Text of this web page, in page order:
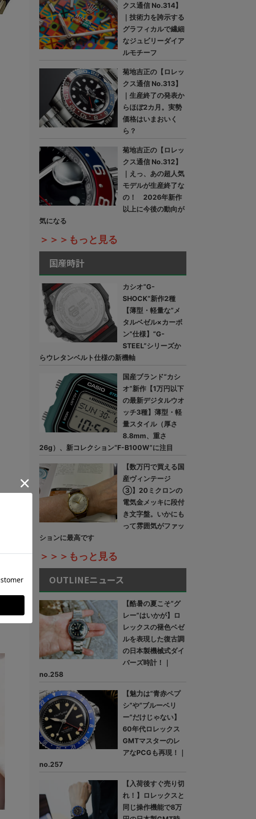
クス通信 No.314】
｜技術力を誇示する
グラフィカルで繊細
なジュビリーダイア
ルモチーフ
菊地吉正の【ロレッ
クス通信 No.313】
｜生産終了の発表か
らほぼ2カ月。実勢
価格はいまおいく
ら？
菊地吉正の【ロレッ
クス通信 No.312】
｜えっ、あの超人気
モデルが生産終了な
の！ 2026年新作
以上に今後の動向が
気になる
＞＞＞もっと見る
国産時計
カシオ“G-
SHOCK”新作2種
【薄型・軽量な“メ
タルベゼル×カーボ
ン”仕様】“G-
STEEL”シリーズか
らウレタンベルト仕様の新機軸
国産ブランド“カシ
オ”新作【1万円以下
の最新デジタルウオ
ッチ3種】薄型・軽
量スタイル（厚さ
8.8mm、重さ
26g）、新コレクション“F-B100W”に注目
【数万円で買える国
産ヴィンテージ
③】20ミクロンの
電気金メッキに段付
き文字盤。いかにも
って雰囲気がファッ
ションに最高です
＞＞＞もっと見る
OUTLINEニュース
【酷暑の夏こそ“グ
レー”はいかが】ロ
レックスの褪色ベゼ
ルを表現した復古調
の日本製機械式ダイ
バーズ時計！｜
no.258
【魅力は“青赤ペプ
シ”や“ブルーベリ
ー”だけじゃない】
60年代ロレックス
GMTマスターのレ
アなPCGも再現！｜
no.257
【入荷後すぐ売り切
れ！】ロレックスと
同じ操作機能で8万